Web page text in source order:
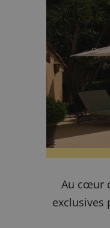
Au cœur
exclusives